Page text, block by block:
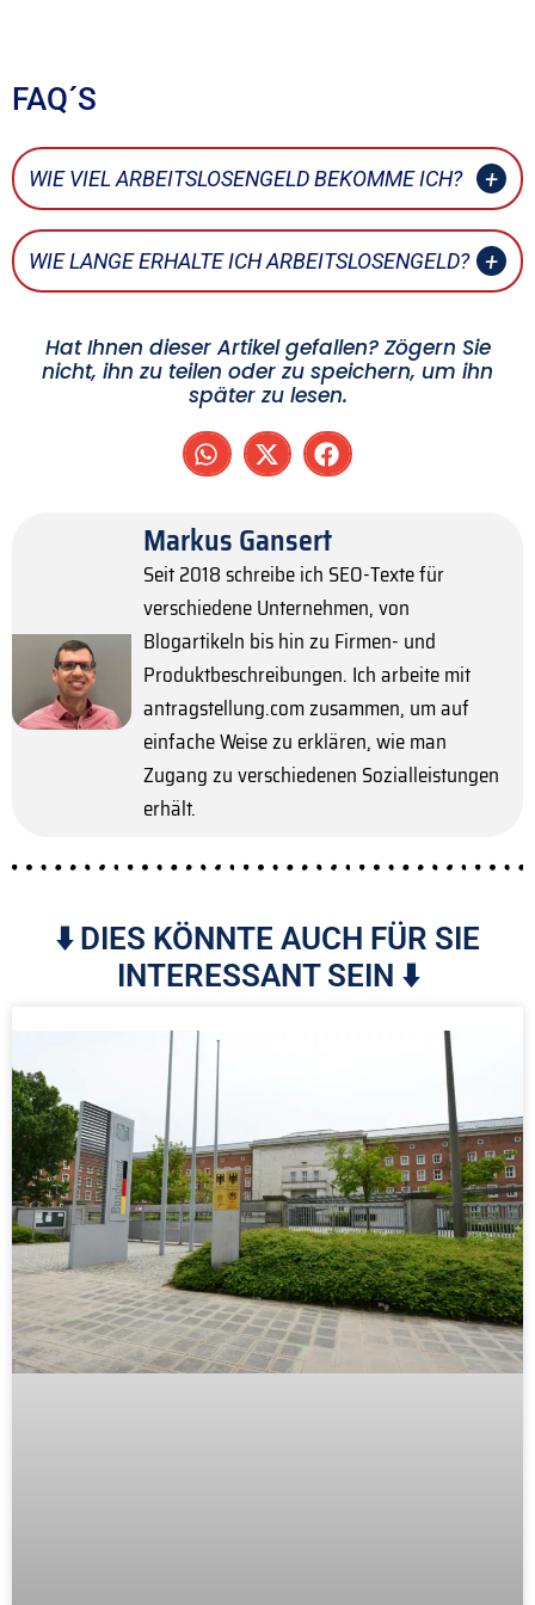
FAQ´S
WIE VIEL ARBEITSLOSENGELD BEKOMME ICH?
WIE LANGE ERHALTE ICH ARBEITSLOSENGELD?
Hat Ihnen dieser Artikel gefallen? Zögern Sie
nicht, ihn zu teilen oder zu speichern, um ihn
später zu lesen.
Markus Gansert
Seit 2018 schreibe ich SEO-Texte für
verschiedene Unternehmen, von
Blogartikeln bis hin zu Firmen- und
Produktbeschreibungen. Ich arbeite mit
antragstellung.com zusammen, um auf
einfache Weise zu erklären, wie man
Zugang zu verschiedenen Sozialleistungen
erhält.
⬇️ DIES KÖNNTE AUCH FÜR SIE
INTERESSANT SEIN ⬇️